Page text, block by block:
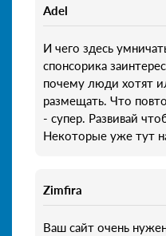
Adel
И чего здесь
спонсорика
почему люди хотят
размещать. Что
- супер. Развивай
Некоторые уже тут
Zimfira
Ваш сайт очень